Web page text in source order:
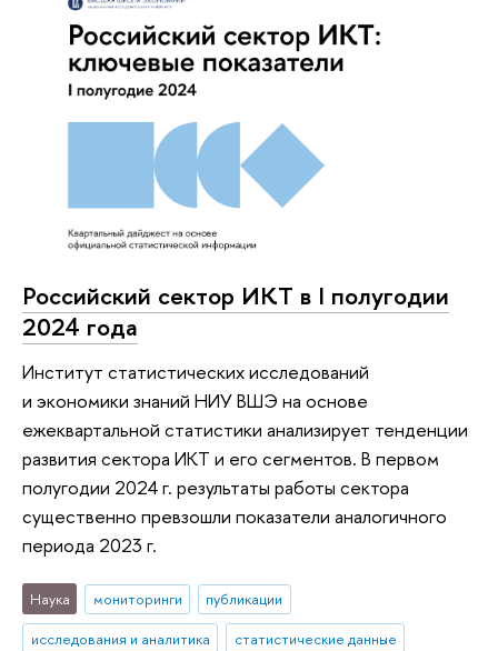
Российский сектор ИКТ в I полугодии
2024 года
Институт статистических исследований
и экономики знаний НИУ ВШЭ на основе
ежеквартальной статистики анализирует тенденции
развития сектора ИКТ и его сегментов. В первом
полугодии 2024 г. результаты работы сектора
существенно превзошли показатели аналогичного
периода 2023 г.
Наука мониторинги
публикации
исследования и аналитика
статистические данные